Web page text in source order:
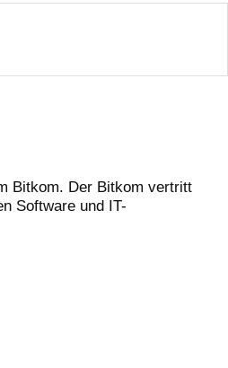
Bitkom. Der Bitkom vertritt
Software und IT-